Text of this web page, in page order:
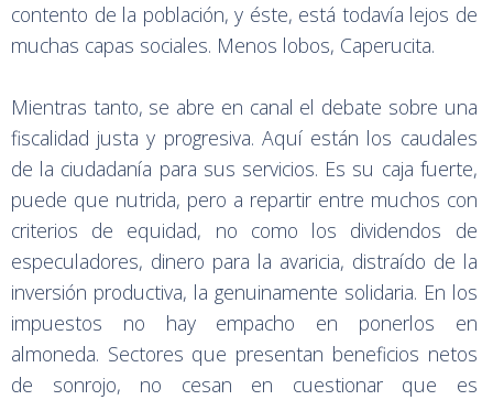
contento de la población, y éste, está todavía lejos de
muchas capas sociales. Menos lobos, Caperucita.
Mientras tanto, se abre en canal el debate sobre una
fiscalidad justa y progresiva. Aquí están los caudales
de la ciudadanía para sus servicios. Es su caja fuerte,
puede que nutrida, pero a repartir entre muchos con
criterios de equidad, no como los dividendos de
especuladores, dinero para la avaricia, distraído de la
inversión productiva, la genuinamente solidaria. En los
impuestos no hay empacho en ponerlos en
almoneda. Sectores que presentan beneficios netos
de sonrojo, no cesan en cuestionar que es